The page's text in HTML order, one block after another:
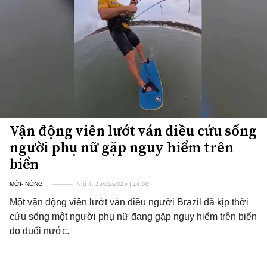
Vận động viên lướt ván diều cứu sống
người phụ nữ gặp nguy hiểm trên
biển
MỚI- NÓNG Thứ 4, 15/01/2025 | 14:08
Một vận động viên lướt ván diều người Brazil đã kịp thời
cứu sống một người phụ nữ đang gặp nguy hiểm trên biển
do đuối nước.